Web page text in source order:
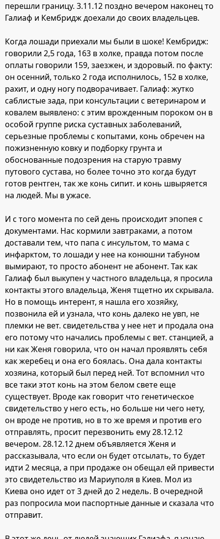
перешли границу. 3.11.12 поздно вечером наконец то
Галиаф и Кембридж доехали до своих владельцев.
Когда лошади приехали мы были в шоке! Кембридж:
говорили 2,5 года, 163 в холке, правда потом после
оплаты говорили 159, заезжен, и здоровый. по факту:
он осенний, только 2 года исполнилось, 152 в холке,
рахит, и одну ногу подворачивает. Галиаф: жутко
саблистые зада, при консультации с ветеринаром и
ковалем выявлено: с этим врожденным пороком он в
особой группе риска суставных заболеваний,
серьезные проблемы с копытами, конь обречен на
пожизненную ковку и подборку грунта и
обоснованные подозрения на старую травму
путового сустава, но более точно это когда будут
готов рентген, так же конь сипит. и конь швыряется
на людей. Мы в ужасе.
И с того момента по сей день происходит эпопея с
документами. Нас кормили завтраками, а потом
доставали тем, что папа с инсультом, то мама с
инфарктом, то лошади у нее на конюшни табуном
вымирают, то просто абонент не абонент. Так как
Галиаф был выкупен у частного владельца, я просила
контакты этого владельца, Женя тщетно их скрывала.
Но в помощь интерент, я нашла его хозяйку,
позвонила ей и узнала, что конь далеко не увп, не
племки не вет. свидетельства у нее нет и продала она
его потому что начались проблемы с вет. станцией, а
ни как Женя говорила, что он начал проявлять себя
как жеребец и она его боялась. Она дала контакты
хозяина, который был перед ней. Тот вспомнил что
все таки этот конь на этом белом свете еще
существует. Вроде как говорит что генетическое
свидетельство у него есть, но больше ни чего нету,
он вроде не против, но в то же время и против его
отправлять, просит перезвонить ему 28.12.12
вечером. 28.12.12 днем объявляется Женя и
рассказывала, что если он будет отсылать, то будет
идти 2 месяца, а при продаже он обещал ей привести
это свидетельство из Мариуполя в Киев. Мол из
Киева оно идет от 3 дней до 2 недель. В очередной
раз попросила мои паспортные данные и сказала что
отправит.